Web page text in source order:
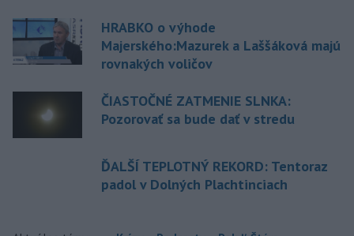
HRABKO o výhode
Majerského:Mazurek a Laššáková majú
rovnakých voličov
ČIASTOČNÉ ZATMENIE SLNKA:
Pozorovať sa bude dať v stredu
ĎALŠÍ TEPLOTNÝ REKORD: Tentoraz
padol v Dolných Plachtinciach